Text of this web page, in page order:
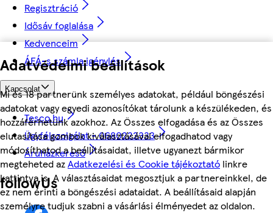
Adatvédelmi beállítások
Mi és 18 partnerünk személyes adatokat, például böngészési
adatokat vagy egyedi azonosítókat tárolunk a készülékeden, és
hozzáférhetünk azokhoz. Az Összes elfogadása és az Összes
elutasítása gombok kiválasztásával elfogadhatod vagy
módosíthatod a beállításaidat, illetve ugyanezt bármikor
megteheted azAdatkezelési és Cookie tájékoztató linkre
kattintva is. A választásaidat megosztjuk a partnereinkkel, de
ez nem érinti a böngészési adataidat. A beállításaid alapján
személyre tudjuk szabni a vásárlási élményedet az oldalon.
Regisztráció
Idősáv foglalása
Kedvenceim
ÁFÁ-s számla igénylés
Kapcsolat
Tesco.hu
Ügyfélszolgálat - 0680222333
Áruházkereső
followUs